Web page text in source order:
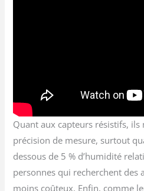
Quant aux capteurs résistifs, ils
précision de mesure, surtout
dessous de 5 % d’humidité
personnes qui recherchent des
moins coûteux. Enfin, comme